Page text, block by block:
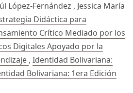
López-Fernández , Jessica María
Didáctica para
Crítico Mediado por los
Digitales Apoyado por la
, Identidad Bolivariana:
Bolivariana: 1era Edición